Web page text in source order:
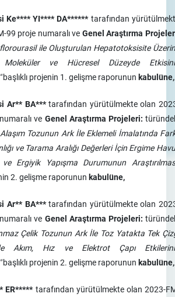
Ke**** YI**** DA******tarafından
99 proje numaralı ve Genel Araştırma
ile Oluşturulan Hepatotoksisite
ve Hücresel Düzeyde
başlıklı projenin 1. gelişme raporunun kabulüne,
Ar** BA***tarafından yürütülmekte olan
ve Genel Araştırma Projeleri:
Tozunun Ark İle Eklemeli İmalatında
ve Tarama Aralığı Değerleri İçin Ergime
ve Ergiyik Yapışma Durumunun
2. gelişme raporunun kabulüne,
Ar** BA***tarafından yürütülmekte olan
ve Genel Araştırma Projeleri:
Çelik Tozunun Ark İle Toz Yatakta Tek
Akım, Hız ve Elektrot Çapı
başlıklı projenin 2. gelişme raporunun kabulüne,
ER*****tarafından yürütülmekte olan 2023-